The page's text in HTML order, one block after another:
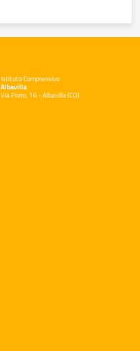
Istituto Comprensivo
Albavilla
Via Porro, 16 - Albavilla (CO)
— Visita la pagina iniziale della scuola